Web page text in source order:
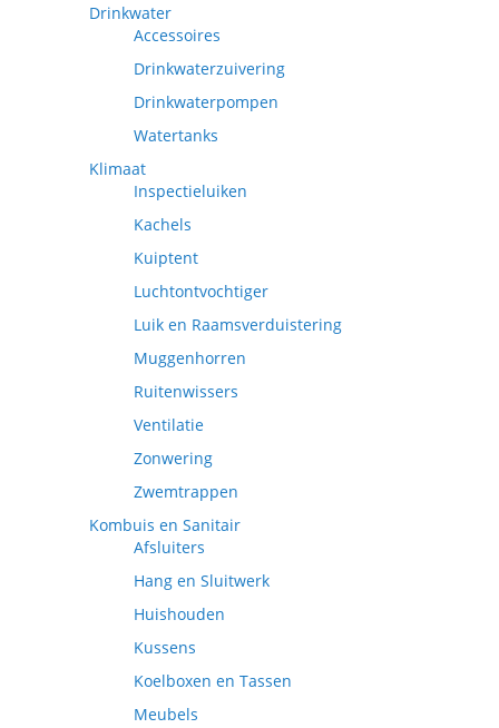
Drinkwater
Accessoires
Drinkwaterzuivering
Drinkwaterpompen
Watertanks
Klimaat
Inspectieluiken
Kachels
Kuiptent
Luchtontvochtiger
Luik en Raamsverduistering
Muggenhorren
Ruitenwissers
Ventilatie
Zonwering
Zwemtrappen
Kombuis en Sanitair
Afsluiters
Hang en Sluitwerk
Huishouden
Kussens
Koelboxen en Tassen
Meubels